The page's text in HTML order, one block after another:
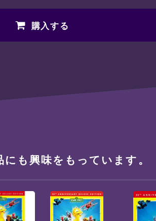
購入する
も興味をもっています。